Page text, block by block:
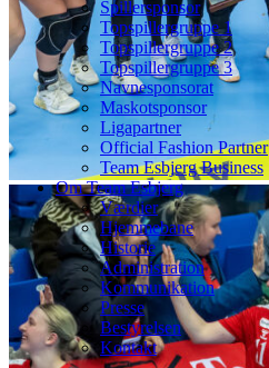
Spillersponsor
Topspillergruppe 1
Topspillergruppe 2
Topspillergruppe 3
Navnesponsorat
Maskotsponsor
Ligapartner
Official Fashion Partner
Team Esbjerg Business
Om Team Esbjerg
Værdier
Hjemmebane
Historie
Administration
Kommunikation
Presse
Bestyrelsen
Kontakt